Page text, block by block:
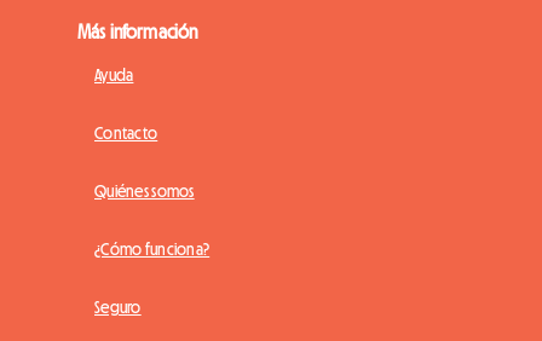
Más información
Ayuda
Contacto
Quiénes somos
¿Cómo funciona?
Seguro